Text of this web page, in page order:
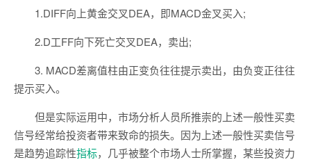
1.DIFF向上黄金交叉DEA，即MACD金叉买入;
2.D工FF向下死亡交叉DEA，卖出;
3. MACD差离值柱由正变负往往提示卖出，由负变正往往
提示买入。
但是实际运用中，市场分析人员所推崇的上述一般性买卖
信号经常给投资者带来致命的损失。因为上述一般性买卖信号
是趋势追踪性指标，几乎被整个市场人士所掌握，某些投资力